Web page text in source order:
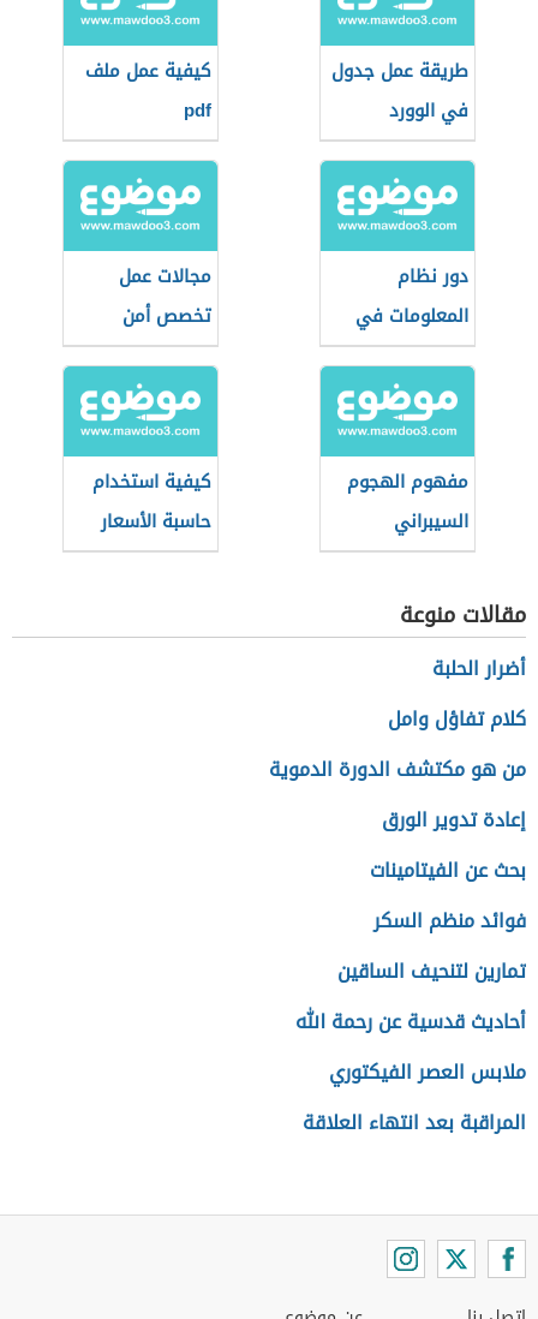
طريقة عمل جدول
في الوورد
كيفية عمل ملف
pdf
دور نظام
المعلومات في
المؤسسة
مجالات عمل
تخصص أمن
المعلومات
مفهوم الهجوم
السيبراني
كيفية استخدام
حاسبة الأسعار
في موقع البريد
مقالات منوعة
أضرار الحلبة
كلام تفاؤل وامل
من هو مكتشف الدورة الدموية
إعادة تدوير الورق
بحث عن الفيتامينات
فوائد منظم السكر
تمارين لتنحيف الساقين
أحاديث قدسية عن رحمة الله
ملابس العصر الفيكتوري
المراقبة بعد انتهاء العلاقة